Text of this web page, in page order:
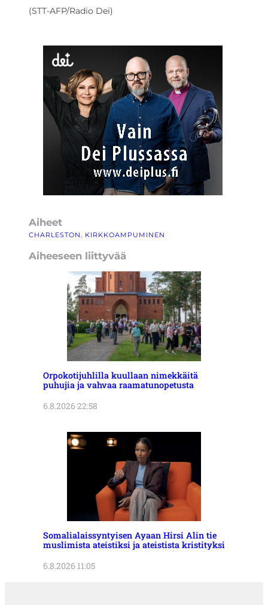
(STT-AFP/Radio Dei)
Aiheet
CHARLESTON, KIRKKOAMPUMINEN
Aiheeseen liittyvää
Orpokotijuhlilla kuullaan nimekkäitä
puhujia ja vahvaa raamatunopetusta
6.8.2026 22:58
Somalialaissyntyisen Ayaan Hirsi Alin tie
muslimista ateistiksi ja ateistista kristityksi
6.8.2026 11:05